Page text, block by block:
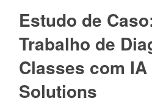
Estudo de
Trabalho de
Classes com
Solutions